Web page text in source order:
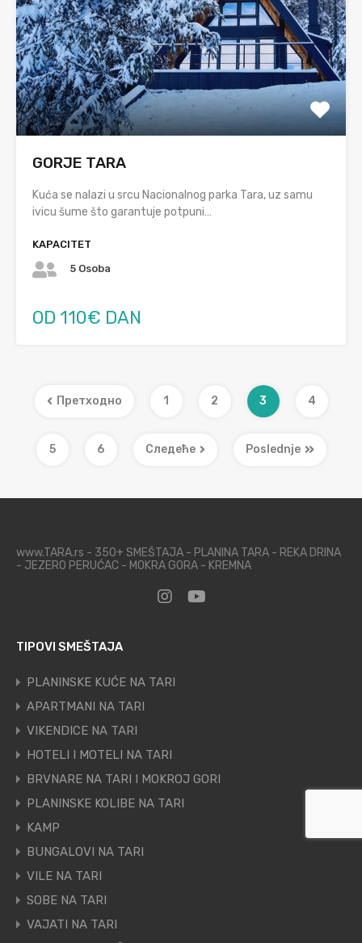
GORJE TARA
Kuća se nalazi u srcu Nacionalnog parka Tara, uz samu
ivicu šume što garantuje potpuni…
KAPACITET
5 Osoba
OD 110€ DAN
Претходно 1 2 3 4
5 6 Следеће Poslednje
www.TARA.rs - 350+ SMEŠTAJA - PLANINA TARA - REKA DRINA
- JEZERO PERUĆAC - MOKRA GORA - KREMNA
TIPOVI SMEŠTAJA
PLANINSKE KUĆE NA TARI
APARTMANI NA TARI
VIKENDICE NA TARI
HOTELI I MOTELI NA TARI
BRVNARE NA TARI I MOKROJ GORI
PLANINSKE KOLIBE NA TARI
KAMP
BUNGALOVI NA TARI
VILE NA TARI
SOBE NA TARI
VAJATI NA TARI